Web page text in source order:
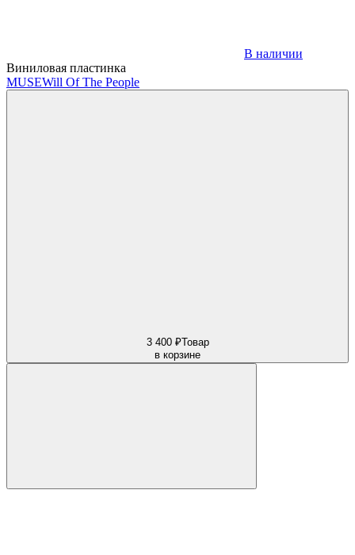
В наличии
Виниловая пластинка
MUSEWill Of The People
3 400 ₽Товар
в корзине